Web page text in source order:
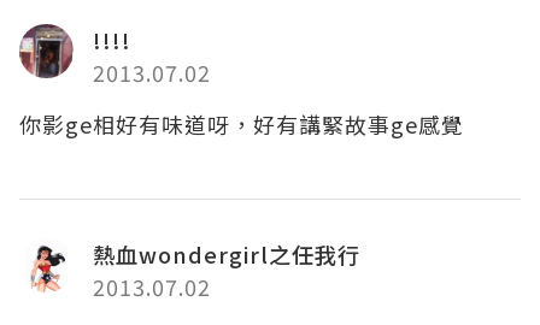
!!!!
2013.07.02
你影ge相好有味道呀，好有講緊故事ge感覺
熱血wondergirl之任我行
2013.07.02